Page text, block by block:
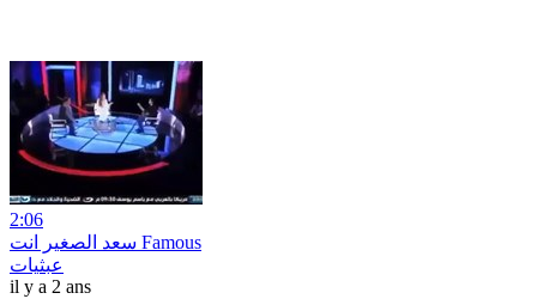
2:06
سعد الصغير انت Famous
عبثيات
il y a 2 ans